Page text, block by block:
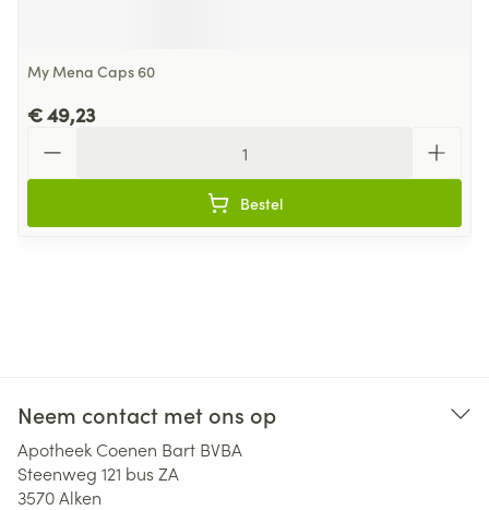
My Mena Caps 60
€ 49,23
Bestel
Neem contact met ons op
Apotheek Coenen Bart BVBA
Steenweg 121 bus ZA
3570Alken